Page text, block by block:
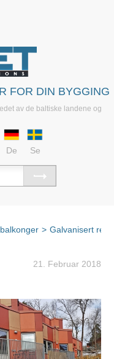
FOR DIN BYGGING
av de baltiske landene og
De Se
> Galvanisert
21. Februar 2018